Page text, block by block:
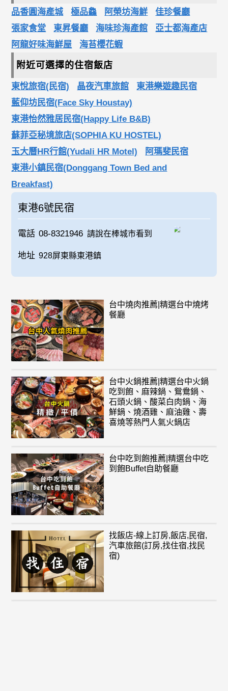
品香圓海產城 極品鱻 阿榮坊海鮮
佳珍餐廳
張家食堂
東昇餐廳 海味珍海產館
亞士都海產店
阿龍好味海鮮屋
海苔櫻花蝦
附近可選擇的住宿飯店
東悅旅宿(民宿) 晶夜汽車旅館
東港樂遊趣民宿
藍仰坊民宿(Face Sky Houstay)
東港怡然雅居民宿(Happy Life B&B)
蘇菲亞秘境旅店(SOPHIA KU HOSTEL)
玉大曆HR行館(Yudali HR Motel)
阿瑪斐民宿
東港小鎮民宿(Donggang Town Bed and
Breakfast)
東港6號民宿
電話 08-8321946 請說在棒城市看到
地址 928屏東縣東港鎮
台中燒肉推薦|精選台中燒烤
餐廳
台中火鍋推薦|精選台中火鍋
吃到飽、麻辣鍋、鴛鴦鍋、
石頭火鍋、酸菜白肉鍋、海
鮮鍋、燒酒雞、麻油雞、壽
喜燒等熱門人氣火鍋店
台中吃到飽推薦|精選台中吃
到飽Buffet自助餐廳
找飯店-線上訂房,飯店,民宿,
汽車旅館(訂房,找住宿,找民
宿)